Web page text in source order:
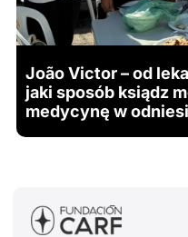
João Victor – od
jaki sposób ksiądz
medycynę w